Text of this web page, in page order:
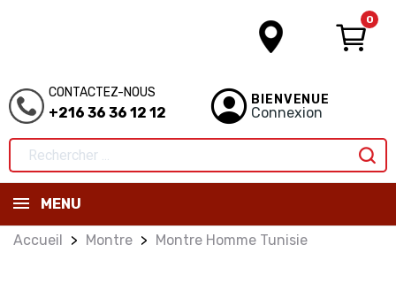
0
CONTACTEZ-NOUS
+216 36 36 12 12
BIENVENUE
Connexion
MENU
Accueil Montre Montre Homme Tunisie